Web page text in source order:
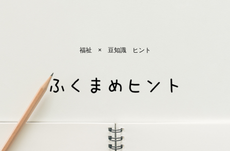
福祉 × 豆知識 ヒント